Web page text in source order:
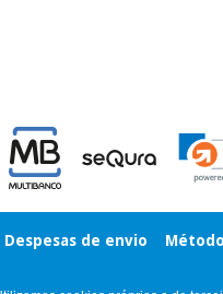
Despesas de envio